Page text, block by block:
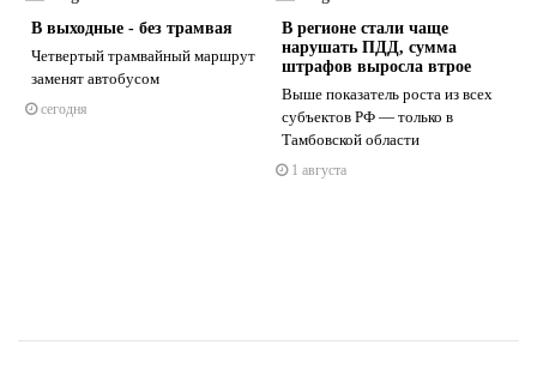
В выходные - без трамвая
Четвертый трамвайный маршрут
заменят автобусом
сегодня
В регионе стали чаще
нарушать ПДД, сумма
штрафов выросла втрое
Выше показатель роста из всех
субъектов РФ — только в
Тамбовской области
1 августа